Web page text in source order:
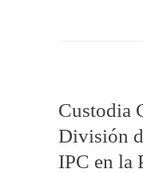
Custodia
División
IPC en la